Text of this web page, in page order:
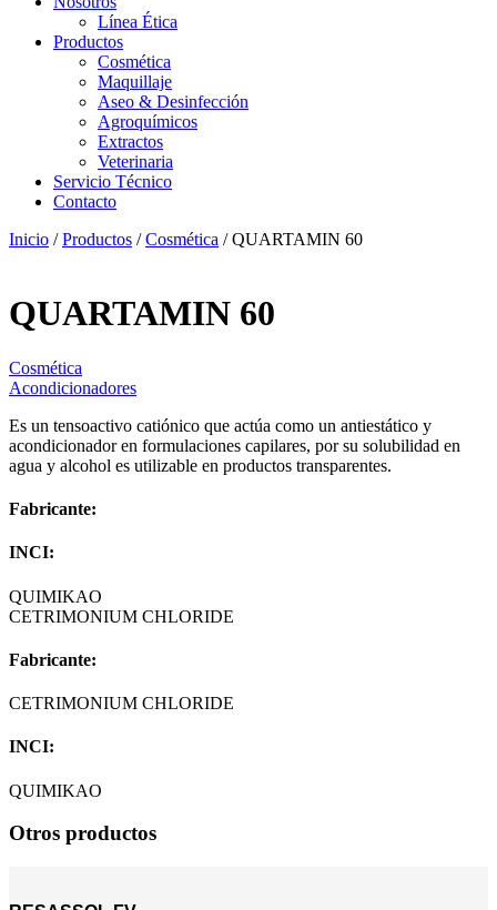
Línea Ética
Productos
Cosmética
Maquillaje
Aseo & Desinfección
Agroquímicos
Extractos
Veterinaria
Servicio Técnico
Contacto
Inicio /Productos /Cosmética / QUARTAMIN 60
QUARTAMIN 60
Cosmética
Acondicionadores
Es un tensoactivo catiónico que actúa como un antiestático y
acondicionador en formulaciones capilares, por su solubilidad en
agua y alcohol es utilizable en productos transparentes.
Fabricante:
INCI:
QUIMIKAO
CETRIMONIUM CHLORIDE
Fabricante:
CETRIMONIUM CHLORIDE
INCI:
QUIMIKAO
Otros productos